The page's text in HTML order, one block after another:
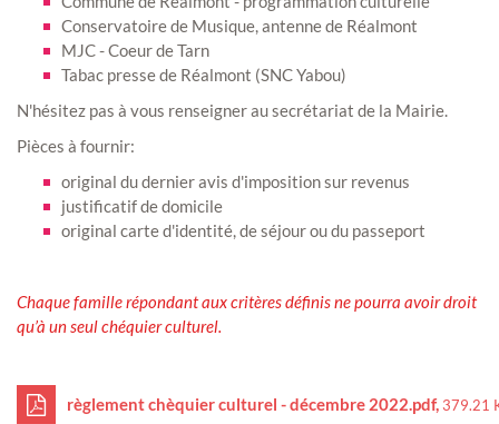
Conservatoire de Musique, antenne de Réalmont
MJC - Coeur de Tarn
Tabac presse de Réalmont (SNC Yabou)
N'hésitez pas à vous renseigner au secrétariat de la Mairie.
Pièces à fournir:
original du dernier avis d'imposition sur revenus
justificatif de domicile
original carte d'identité, de séjour ou du passeport
Chaque famille répondant aux critères définis ne pourra avoir droit
qu’à un seul chéquier culturel.
règlement chèquier culturel - décembre 2022.pdf,379.21